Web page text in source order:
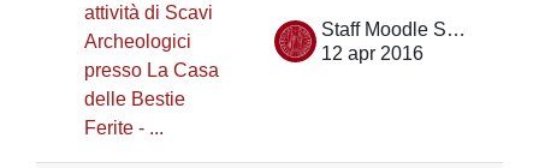
attività di Scavi
Archeologici
presso La Casa
delle Bestie
Ferite - ...
Staff Moodle Scienze umane
12 apr 2016